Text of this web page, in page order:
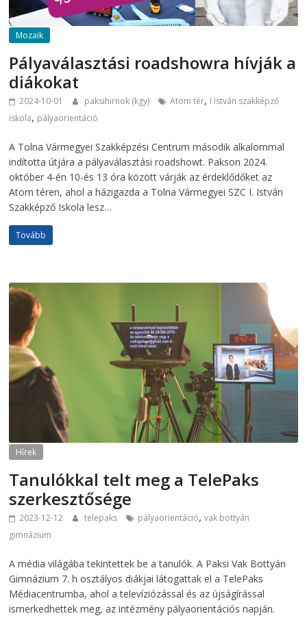
Mozaik
Pályaválasztási roadshowra hívják a
diákokat
2024-10-01 paksihirnok (kgy) Atom tér, I István szakképző
iskola, pályaorientáció
A Tolna Vármegyei Szakképzési Centrum második alkalommal
indította útjára a pályaválasztási roadshowt. Pakson 2024.
október 4-én 10-és 13 óra között várják az érdeklődőket az
Atom téren, ahol a házigazda a Tolna Vármegyei SZC I. István
Szakképző Iskola lesz…
Tovább
Hírek
Tanulókkal telt meg a TelePaks
szerkesztősége
2023-12-12 telepaks pályaorientáció,vak bottyán
gimnázium
A média világába tekintettek be a tanulók. A Paksi Vak Bottyán
Gimnázium 7. h osztályos diákjai látogattak el a TelePaks
Médiacentrumba, ahol a televíziózással és az újságírással
ismerkedhettek meg, az intézmény pályaorientációs napján.